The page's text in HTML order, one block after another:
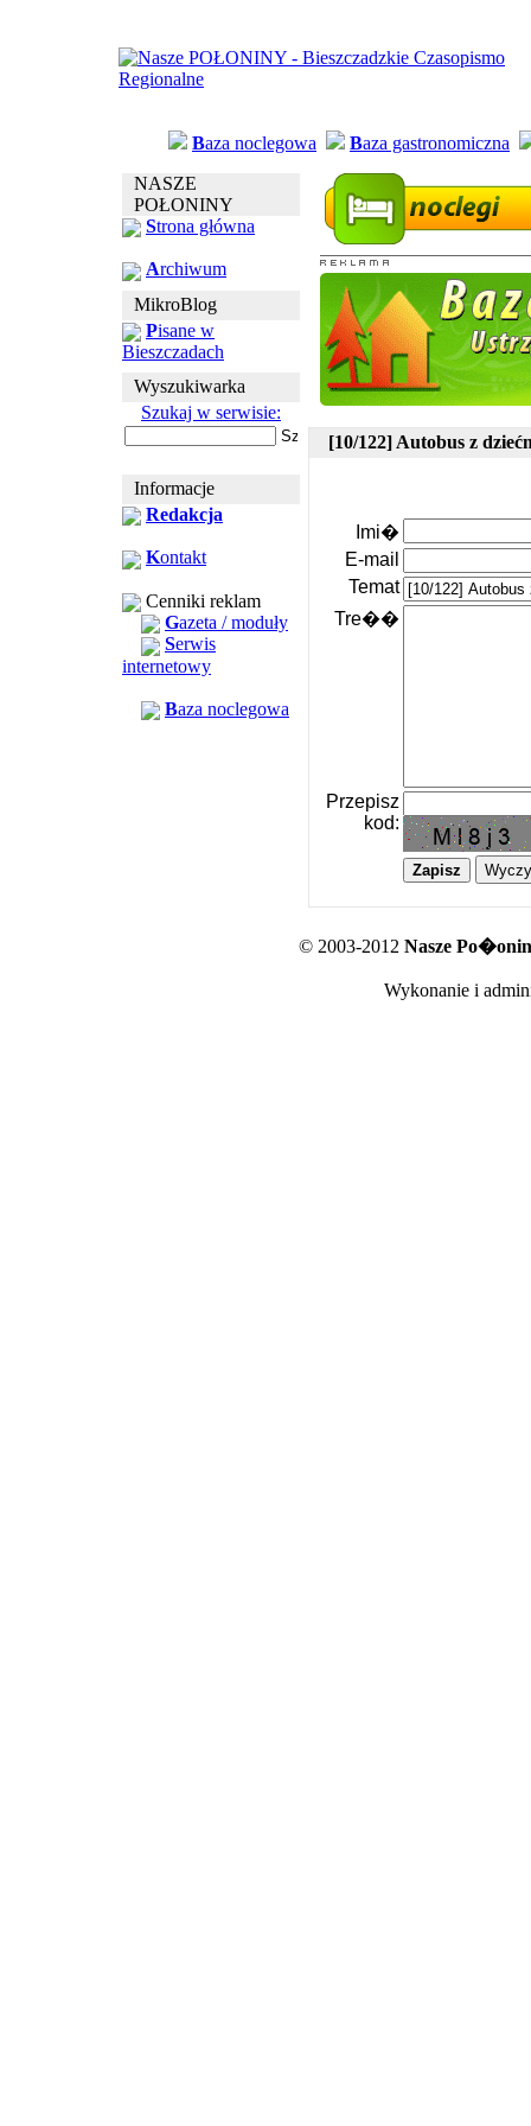
Baza noclegowa Baza gastronomiczna
NASZE
POŁONINY
Strona główna
Archiwum
MikroBlog
Pisane w
Bieszczadach
Wyszukiwarka
Szukaj w serwisie:
Informacje
Redakcja
Kontakt
Cenniki reklam
Gazeta / moduły
Serwis
internetowy
Baza noclegowa
[10/122] Autobus z
Imi�
E-mail
Temat
Tre��
Przepisz
kod:
© 2003-2012 Nasze
Wykonanie i